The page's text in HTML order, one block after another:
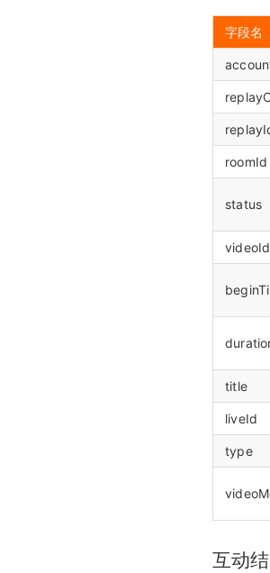
字段名
roomId
status
videoId
title
liveId
type
互动